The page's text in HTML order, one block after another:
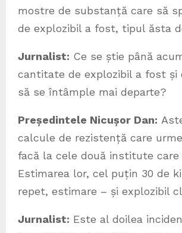
mostre de substanță care să
de explozibil a fost, tipul ăsta
Jurnalist: Ce se știe până
cantitate de explozibil a fost și
să se întâmple mai departe?
Președintele Nicușor Dan:
calcule de rezistență care
facă la cele două institute care
Estimarea lor, cel puțin 30 de
repet, estimare – și explozibil
Jurnalist: Este al doilea